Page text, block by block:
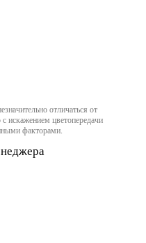
отличаться от
искажением цветопередачи
факторами.